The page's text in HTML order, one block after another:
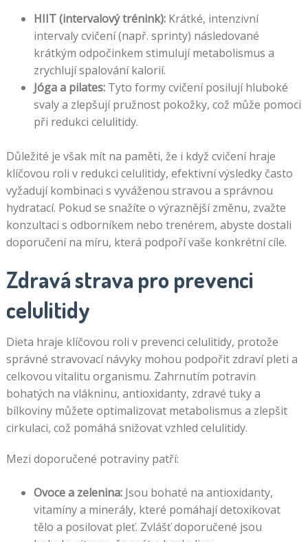
HIIT (intervalový trénink):Krátké, intenzivní
intervaly cvičení (např. sprinty) následované
krátkým odpočinkem stimulují metabolismus a
zrychlují spalování kalorií.
Jóga a pilates:Tyto formy cvičení posilují hluboké
svaly a zlepšují pružnost pokožky, což může pomoci
při redukci celulitidy.
Důležité je však mít na paměti, že i když cvičení hraje
klíčovou roli v redukci celulitidy, efektivní výsledky často
vyžadují kombinaci s vyváženou stravou a správnou
hydratací. Pokud se snažíte o výraznější změnu, zvažte
konzultaci s odborníkem nebo trenérem, abyste dostali
doporučení na míru, která podpoří vaše konkrétní cíle.
Zdravá strava pro prevenci
celulitidy
Dieta hraje klíčovou roli v prevenci celulitidy, protože
správné stravovací návyky mohou podpořit zdraví pleti a
celkovou vitalitu organismu. Zahrnutím potravin
bohatých na vlákninu, antioxidanty, zdravé tuky a
bílkoviny můžete optimalizovat metabolismus a zlepšit
cirkulaci, což pomáhá snižovat vzhled celulitidy.
Mezi doporučené potraviny patří:
Ovoce a zelenina:Jsou bohaté na antioxidanty,
vitamíny a minerály, které pomáhají detoxikovat
tělo a posilovat pleť. Zvlášť doporučené jsou